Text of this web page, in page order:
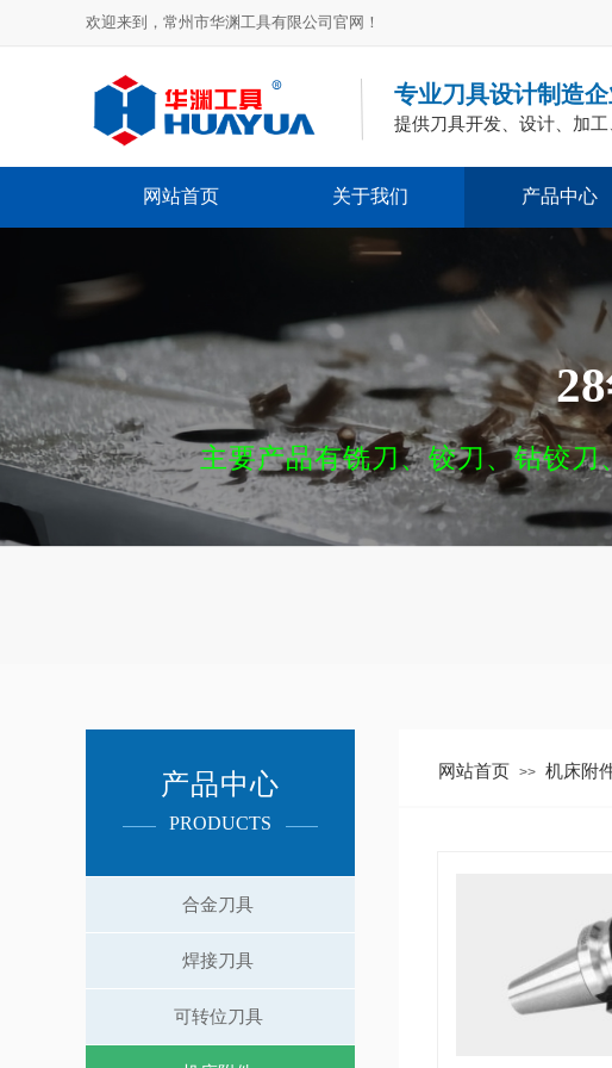
欢迎来到，常州市华渊工具有限公司官网！
专业刀具设计制造
提供刀具开发、设计、加
网站首页 关于我们 产品中心
主要产品有铣刀、铰刀、钻铰
网站首页 >> 机床附
PRODUCTS​
产品中心
合金刀具
焊接刀具
可转位刀具